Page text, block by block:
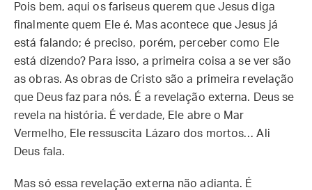
Pois bem, aqui os fariseus querem que Jesus diga
finalmente quem Ele é. Mas acontece que Jesus já
está falando; é preciso, porém, perceber como Ele
está dizendo? Para isso, a primeira coisa a se ver são
as obras. As obras de Cristo são a primeira revelação
que Deus faz para nós. É a revelação externa. Deus se
revela na história. É verdade, Ele abre o Mar
Vermelho, Ele ressuscita Lázaro dos mortos… Ali
Deus fala.
Mas só essa revelação externa não adianta. É